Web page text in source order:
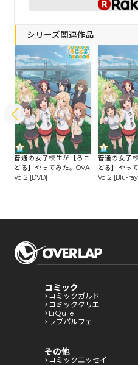
シリーズ関連作品
普通の女子校生が【ろこ
どる】やってみた。OVA
Vol.2 [DVD]
普通の女子
どる】やっ
Vol.2 [Blu-
コミック
コミックガルド
コミッククリエ
LiQulle
ラブパルフェ
その他
コミックエッセイ